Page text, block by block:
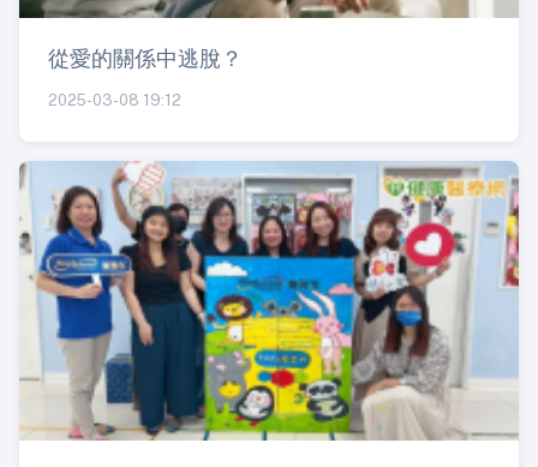
從愛的關係中逃脫？
2025-03-08 19:12